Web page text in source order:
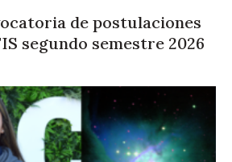
de postulaciones
segundo semestre 2026